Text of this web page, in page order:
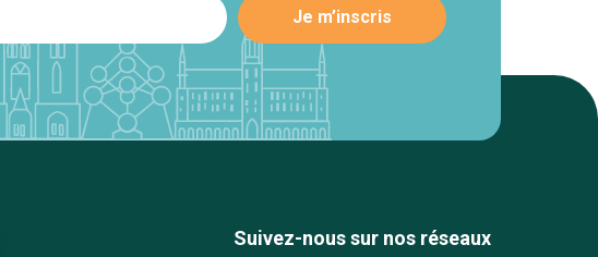
Suivez-nous sur nos réseaux